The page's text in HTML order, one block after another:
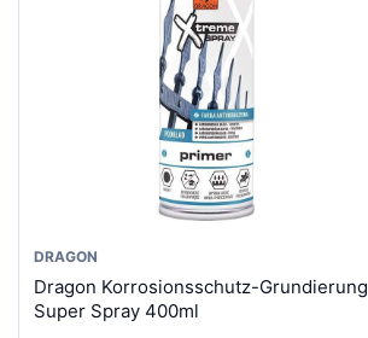
DRAGON
Dragon Korrosionsschutz-Grundierung
Super Spray 400ml
Dieses
Produkt
weist